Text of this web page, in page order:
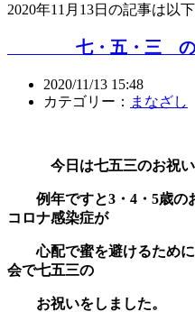
2020年11月13日の記事は以
七・五・三
2020/11/13 15:48
カテゴリー： まなざし
今日は七五三のお祝い
例年ですと3・4・5歳の
コロナ感染症が
心配で蜜を避けるために
会で七五三の
お祝いをしました。